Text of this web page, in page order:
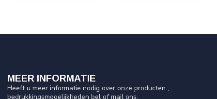
MEER INFORMATIE
Heeft u meer informatie nodig over onze producten ,
bedrukkingsmogelijkheden bel of mail ons.